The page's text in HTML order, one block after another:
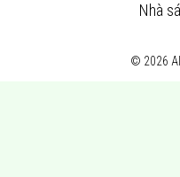
Nhà
© 2026